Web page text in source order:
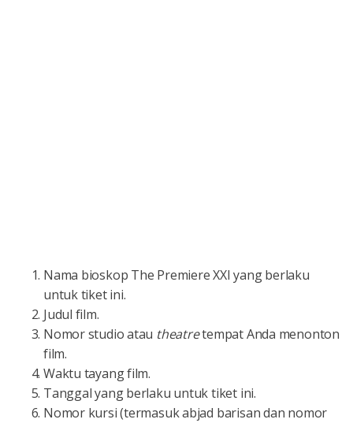
Nama bioskop The Premiere XXI yang berlaku
untuk tiket ini.
Judul film.
Nomor studio atau theatretempat Anda menonton
film.
Waktu tayang film.
Tanggal yang berlaku untuk tiket ini.
Nomor kursi (termasuk abjad barisan dan nomor